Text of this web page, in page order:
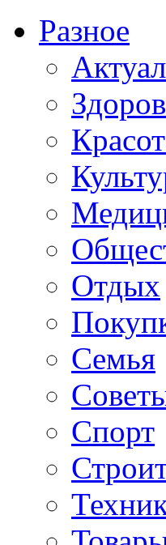
Разное
Отдых
Семья
Спорт